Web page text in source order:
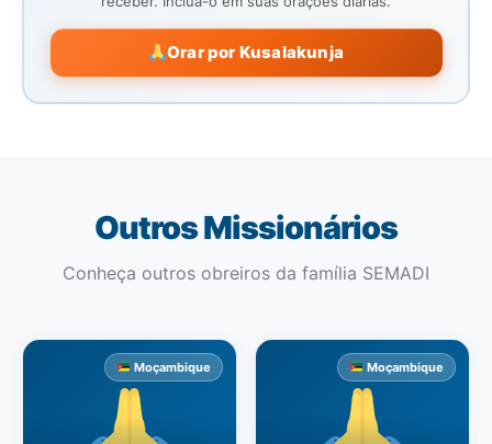
Orar por Kusalakunja
Outros Missionários
Conheça outros obreiros da família SEMADI
Moçambique Moçambique